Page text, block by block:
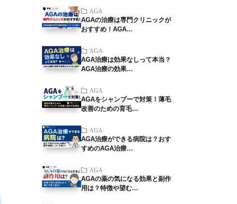
AGA
AGAの治療は専門クリニックが
おすすめ！AGA…
AGA
AGA治療は効果なしって本当？
AGA治療の効果…
AGA
AGAをシャンプーで対策！薄毛
改善のための育毛…
AGA
AGA治療ができる病院は？おす
すめのAGA治療…
AGA
AGAの薬の気になる効果と副作
用は？特徴や望む…